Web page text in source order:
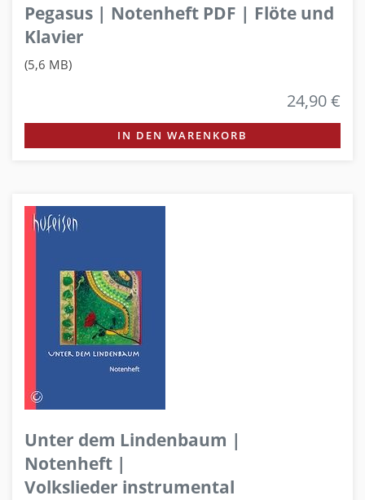
Pegasus | Notenheft PDF | Flöte und
Klavier
(5,6 MB)
24,90 €
IN DEN WARENKORB
Unter dem Lindenbaum |
Notenheft |
Volkslieder instrumental